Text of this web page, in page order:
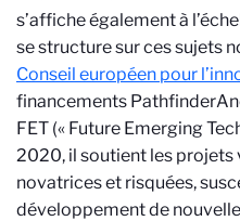
s’affiche également à
se structure sur ces sujets
Conseil européen pour
financements Pathfinder
FET (« Future Emerging
2020, il soutient les projets
novatrices et risquées,
développement de